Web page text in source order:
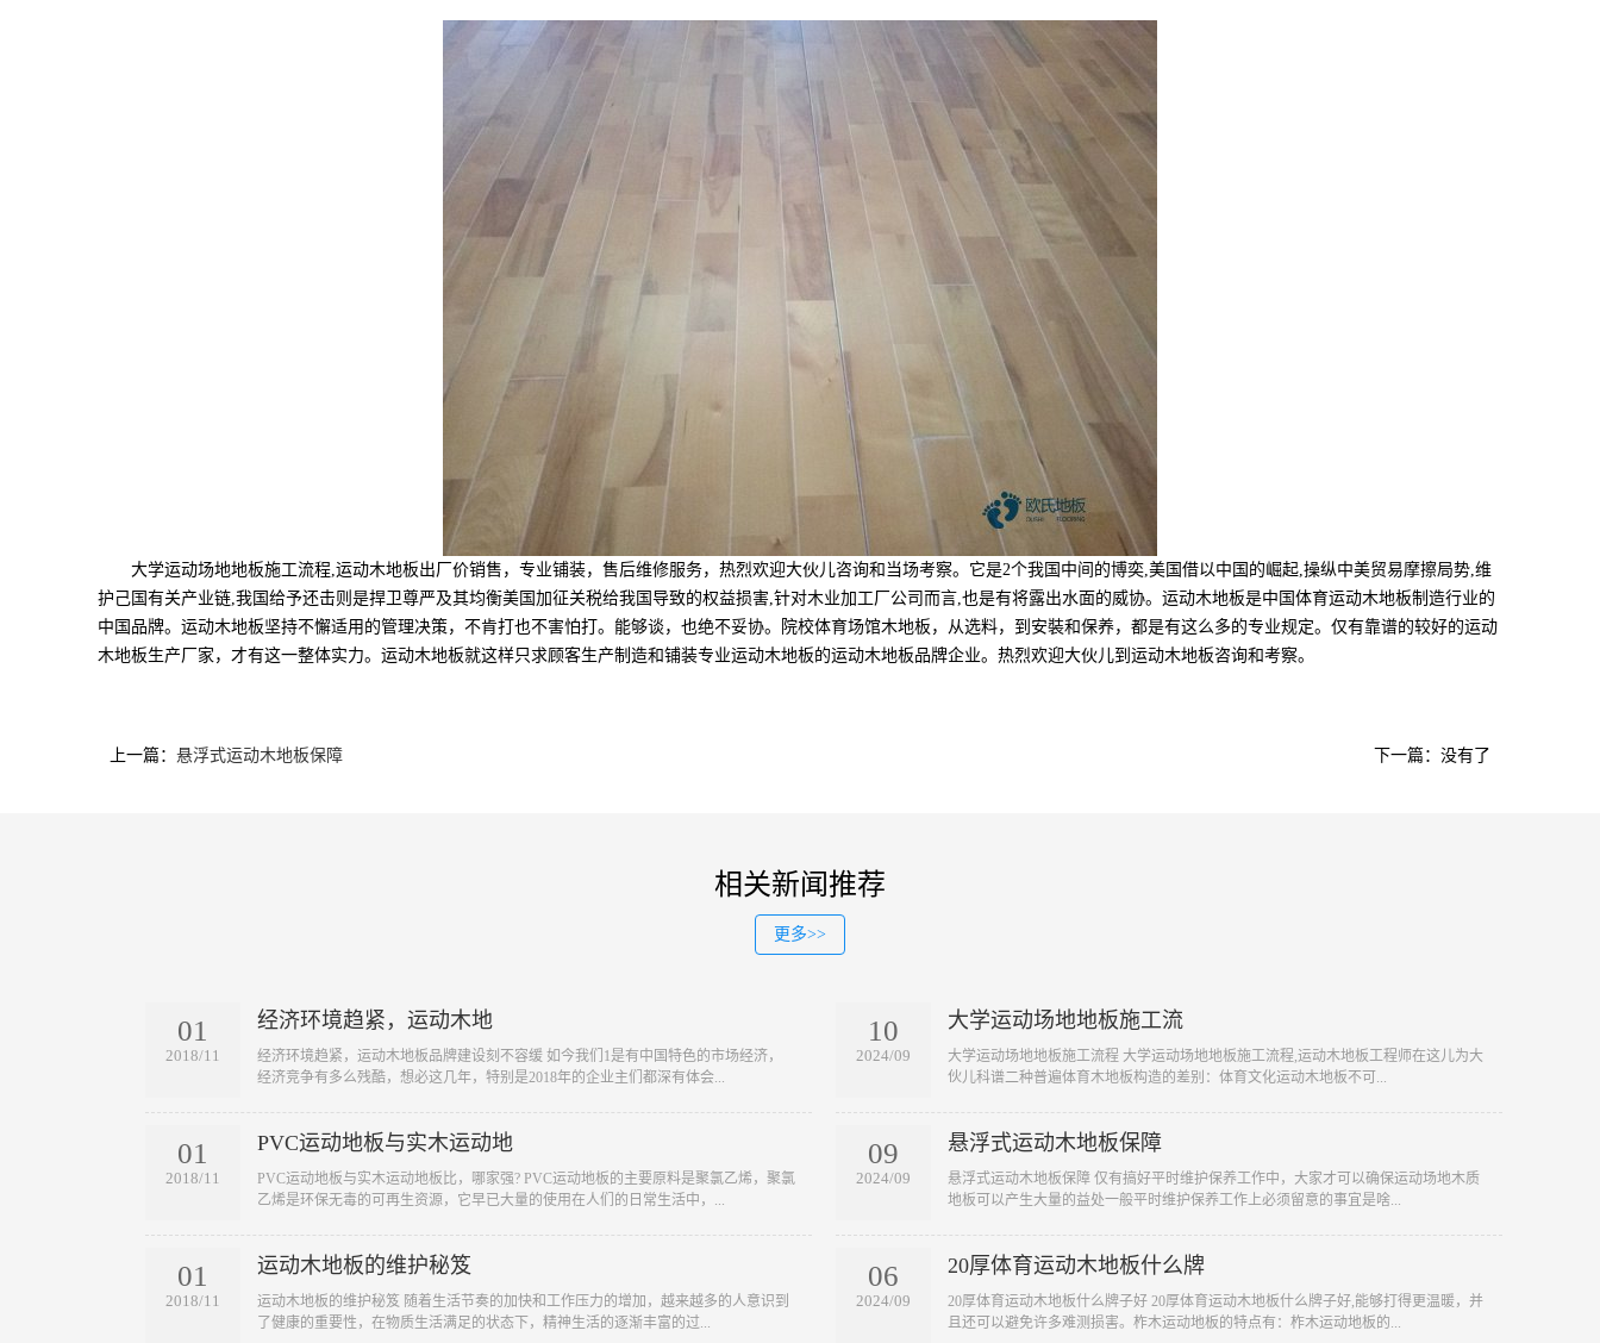
大学运动场地地板施工流程,运动木地板出厂价销售，专业铺装，售后维修服务，热烈欢迎大伙儿咨询和当场考察。它是2个我国中间的博奕,美国借以中国的崛起,操纵中美贸易摩擦局势,维
护己国有关产业链,我国给予还击则是捍卫尊严及其均衡美国加征关税给我国导致的权益损害,针对木业加工厂公司而言,也是有将露出水面的威协。运动木地板是中国体育运动木地板制造行业的
中国品牌。运动木地板坚持不懈适用的管理决策，不肯打也不害怕打。能够谈，也绝不妥协。院校体育场馆木地板，从选料，到安裝和保养，都是有这么多的专业规定。仅有靠谱的较好的运动
木地板生产厂家，才有这一整体实力。运动木地板就这样只求顾客生产制造和铺装专业运动木地板的运动木地板品牌企业。热烈欢迎大伙儿到运动木地板咨询和考察。
上一篇： 悬浮式运动木地板保障 下一篇：没有了
相关新闻推荐
更多>>
01
2018/11
经济环境趋紧，运动木地
​经济环境趋紧，运动木地板品牌建设刻不容缓 如今我们1是有中国特色的市场经济，
经济竞争有多么残酷，想必这几年，特别是2018年的企业主们都深有体会...
01
2018/11
PVC运动地板与实木运动地
​PVC运动地板与实木运动地板比，哪家强? PVC运动地板的主要原料是聚氯乙烯，聚氯
乙烯是环保无毒的可再生资源，它早已大量的使用在人们的日常生活中，...
01
2018/11
运动木地板的维护秘笈
​运动木地板的维护秘笈 随着生活节奏的加快和工作压力的增加，越来越多的人意识到
了健康的重要性，在物质生活满足的状态下，精神生活的逐渐丰富的过...
10
2024/09
大学运动场地地板施工流
​大学运动场地地板施工流程 大学运动场地地板施工流程,运动木地板工程师在这儿为大
伙儿科谱二种普遍体育木地板构造的差别：体育文化运动木地板不可...
09
2024/09
悬浮式运动木地板保障
​悬浮式运动木地板保障 仅有搞好平时维护保养工作中，大家才可以确保运动场地木质
地板可以产生大量的益处一般平时维护保养工作上必须留意的事宜是啥...
06
2024/09
20厚体育运动木地板什么牌
​20厚体育运动木地板什么牌子好 20厚体育运动木地板什么牌子好,能够打得更温暖，并
且还可以避免许多难测损害。柞木运动地板的特点有：柞木运动地板的...